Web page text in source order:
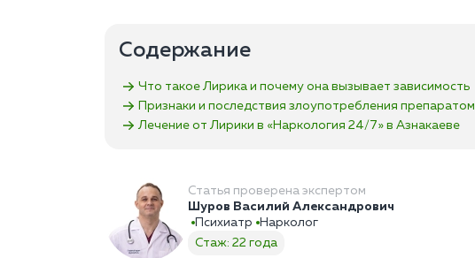
Содержание
Что такое Лирика и почему она вызывает зависимость
Признаки и последствия злоупотребления препаратом
Лечение от Лирики в «Наркология 24/7»‎ в Азнакаеве
Статья проверена экспертом
Шуров Василий Александрович
Психиатр
Нарколог
Стаж: 22 года